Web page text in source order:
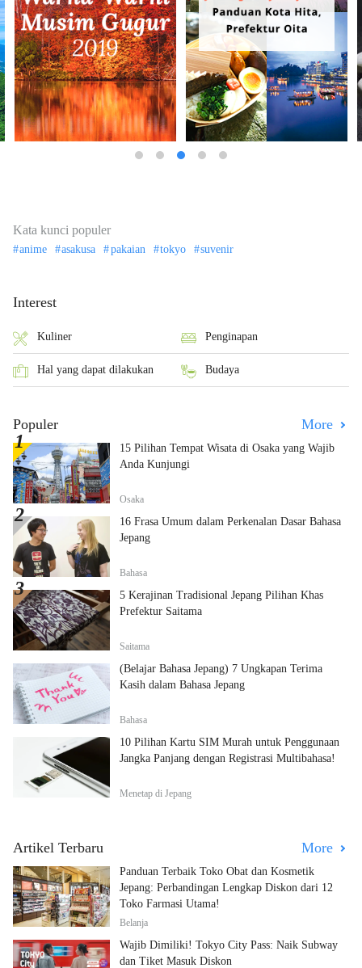
Bandara Narita
Kata kunci populer
anime asakusa pakaian tokyo suvenir
Interest
Kuliner Penginapan
Hal yang dapat dilakukan Budaya
Populer More
15 Pilihan Tempat Wisata di Osaka yang Wajib
Anda Kunjungi
Osaka
16 Frasa Umum dalam Perkenalan Dasar Bahasa
Jepang
Bahasa
5 Kerajinan Tradisional Jepang Pilihan Khas
Prefektur Saitama
Saitama
(Belajar Bahasa Jepang) 7 Ungkapan Terima
Kasih dalam Bahasa Jepang
Bahasa
10 Pilihan Kartu SIM Murah untuk Penggunaan
Jangka Panjang dengan Registrasi Multibahasa!
Menetap di Jepang
Artikel Terbaru More
Panduan Terbaik Toko Obat dan Kosmetik
Jepang: Perbandingan Lengkap Diskon dari 12
Toko Farmasi Utama!
Belanja
Wajib Dimiliki! Tokyo City Pass: Naik Subway
dan Tiket Masuk Diskon